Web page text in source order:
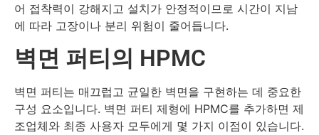
어 접착력이 강해지고 설치가 안정적이므로 시간이 지남
에 따라 고장이나 분리 위험이 줄어듭니다.
벽면 퍼티의 HPMC
벽면 퍼티는 매끄럽고 균일한 벽면을 구현하는 데 중요한
구성 요소입니다. 벽면 퍼티 제형에 HPMC를 추가하면 제
조업체와 최종 사용자 모두에게 몇 가지 이점이 있습니다.